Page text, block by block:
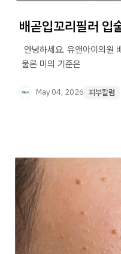
배곧입꼬리필러 입
안녕하세요. 유앤아이의원
​ 물론 미의 기준은
May 04, 2026 피부칼럼